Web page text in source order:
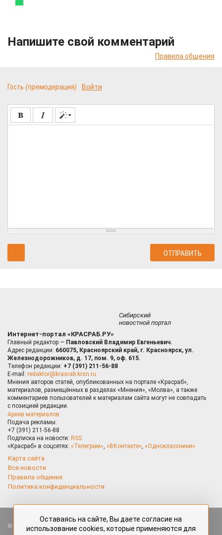
Напишите свой комментарий
Правила общения
Гость (премодерация) Войти
Сибирский
новостной портал
Интернет-портал «КРАСРАБ.РУ»
Главный редактор — Павловский Владимир Евгеньевич.
Адрес редакции: 660075, Красноярский край, г. Красноярск, ул.
Железнодорожников, д. 17, пом. 9, оф. 615.
Телефон редакции: +7 (391) 211-56-88
E-mail: redaktor@krasrab.krsn.ru
Мнения авторов статей, опубликованных на портале «Красраб»,
материалов, размещённых в разделах «Мнения», «Молва», а также
комментариев пользователей к материалам сайта могут не совпадать
с позицией редакции.
Архив материалов
Подача рекламы:
+7 (391) 211-56-88
Подписка на новости: RSS
«Красраб» в соцсетях: «Телеграм», «ВКонтакте», «Одноклассники»
Карта сайта
Все новости
Правила общения
Политика конфиденциальности
Все права защищены. Любые материалы, размещённые на портале
Оставаясь на сайте, Вы даете согласие на
использование cookies, которые применяются для